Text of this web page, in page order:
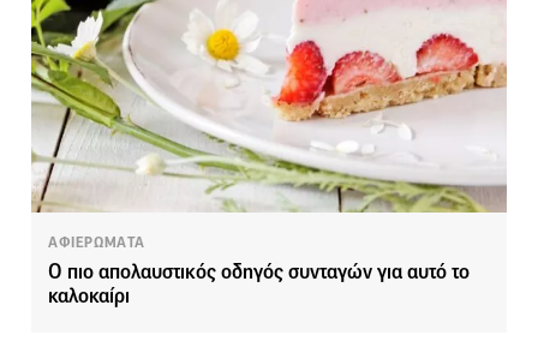
ΑΦΙΕΡΩΜΑΤΑ
Ο πιο απολαυστικός οδηγός συνταγών για αυτό το
καλοκαίρι